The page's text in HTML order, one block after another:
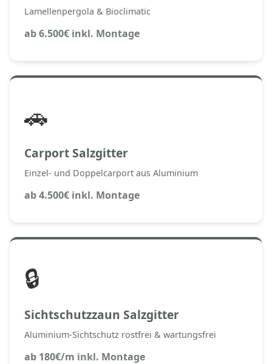
Lamellenpergola & Bioclimatic
ab 6.500€ inkl. Montage
🚗
Carport Salzgitter
Einzel- und Doppelcarport aus Aluminium
ab 4.500€ inkl. Montage
🔒
Sichtschutzzaun Salzgitter
Aluminium-Sichtschutz rostfrei & wartungsfrei
ab 180€/m inkl. Montage